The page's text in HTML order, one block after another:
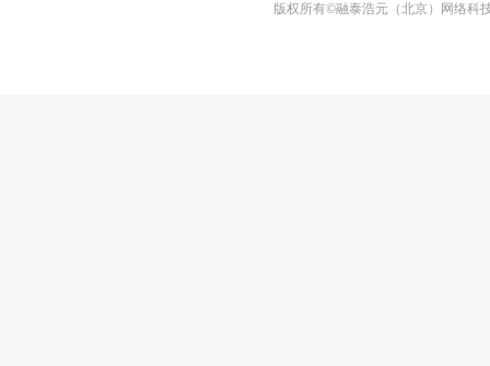
版权所有©融泰浩元（北京）网络科